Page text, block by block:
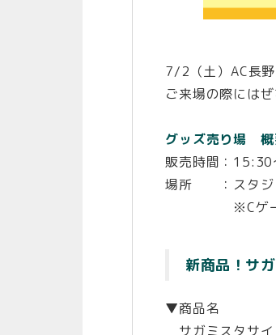
7/2（土）AC長
ご来場の際には
グッズ売り場 概
販売時間：15:30
場所 ：スタジア
※Cゲートグ
新商品！サ
▼商品名
サガミスタサ